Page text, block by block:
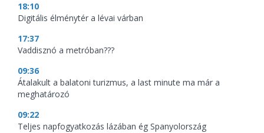
18:10
Digitális élménytér a lévai várban
17:37
Vaddisznó a metróban???
09:36
Átalakult a balatoni turizmus, a last minute ma már a
meghatározó
09:22
Teljes napfogyatkozás lázában ég Spanyolország